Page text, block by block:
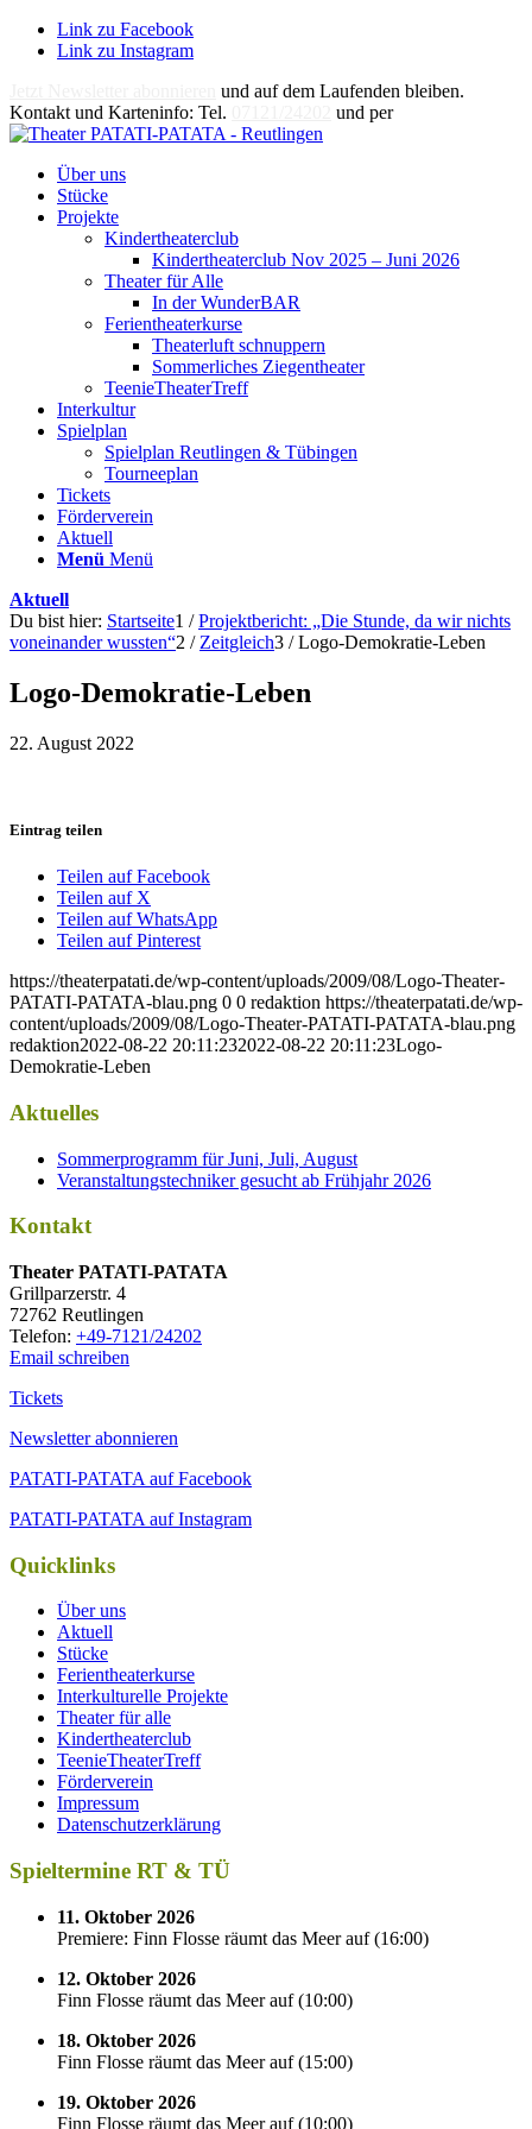
Link zu Facebook
Link zu Instagram
und auf dem Laufenden bleiben.
Kontakt und Karteninfo: Tel.
und per
Über uns
Stücke
Projekte
Kindertheaterclub
Kindertheaterclub Nov 2025 – Juni 2026
Theater für Alle
In der WunderBAR
Ferientheaterkurse
Theaterluft schnuppern
Sommerliches Ziegentheater
TeenieTheaterTreff
Interkultur
Spielplan
Spielplan Reutlingen & Tübingen
Tourneeplan
Tickets
Förderverein
Aktuell
Menü Menü
Aktuell
Du bist hier: Startseite1 / Projektbericht: „Die Stunde, da wir nichts
voneinander wussten“2 / Zeitgleich3 / Logo-Demokratie-Leben
Logo-Demokratie-Leben
22. August 2022
Eintrag teilen
Teilen auf Facebook
Teilen auf X
Teilen auf WhatsApp
Teilen auf Pinterest
https://theaterpatati.de/wp-content/uploads/2009/08/Logo-Theater-
PATATI-PATATA-blau.png 0 0 redaktion https://theaterpatati.de/wp-
content/uploads/2009/08/Logo-Theater-PATATI-PATATA-blau.png
redaktion2022-08-22 20:11:232022-08-22 20:11:23Logo-
Demokratie-Leben
Aktuelles
Sommerprogramm für Juni, Juli, August
Veranstaltungstechniker gesucht ab Frühjahr 2026
Kontakt
Thea­ter PATATI-PATATA
Grill­par­zer­str. 4
72762 Reutlingen
Tele­fon: +49-7121/24202
Email schreiben
Tickets
Newsletter abonnieren
PATATI-PATATA auf Facebook
PATATI-PATATA auf Instagram
Quicklinks
Über uns
Aktuell
Stücke
Ferientheaterkurse
Interkulturelle Projekte
Theater für alle
Kindertheaterclub
TeenieTheaterTreff
Förderverein
Impressum
Datenschutzerklärung
Spieltermine RT & TÜ
11. Oktober 2026
Premiere: Finn Flosse räumt das Meer auf(16:00)
12. Oktober 2026
Finn Flosse räumt das Meer auf(10:00)
18. Oktober 2026
Finn Flosse räumt das Meer auf(15:00)
19. Oktober 2026
Finn Flosse räumt das Meer auf(10:00)